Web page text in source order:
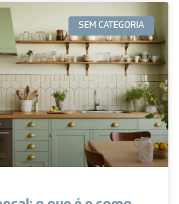
SEM CATEGORIA